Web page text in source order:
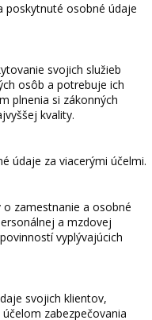
poskytnuté osobné údaje
svojich služieb
osôb a potrebuje ich
plnenia si zákonných
kvality.
údaje za viacerými účelmi.
o zamestnanie a osobné
a mzdovej
vyplývajúcich
svojich klientov,
zabezpečovania